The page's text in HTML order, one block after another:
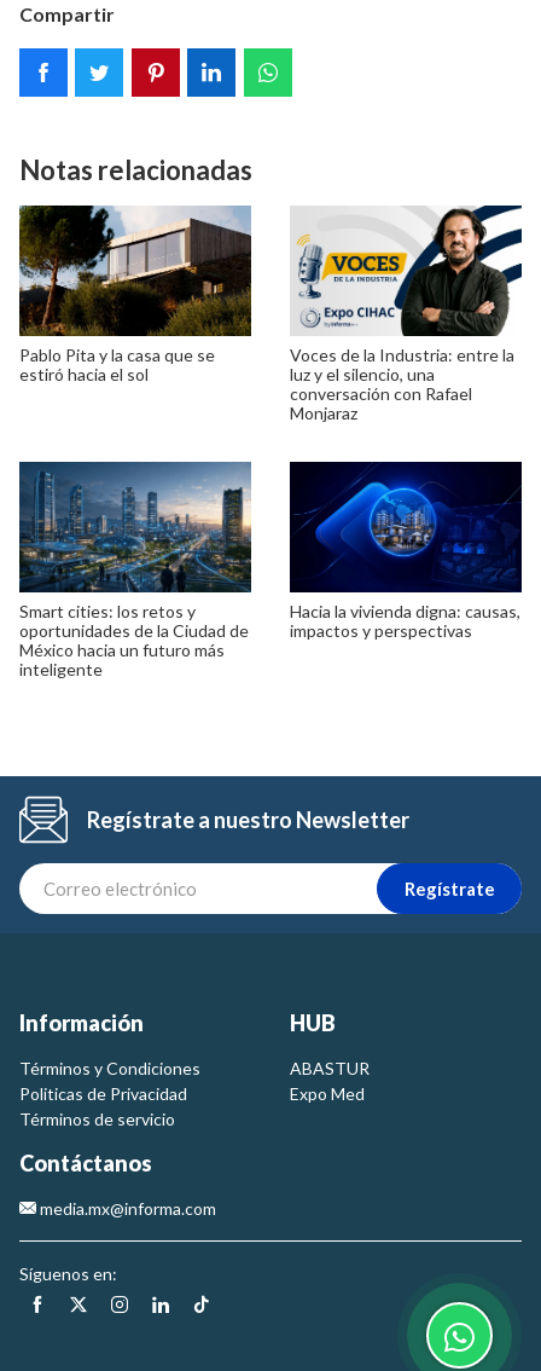
Compartir
Notas relacionadas
Pablo Pita y la casa que se
estiró hacia el sol
Voces de la Industria: entre la
luz y el silencio, una
conversación con Rafael
Monjaraz
Smart cities: los retos y
oportunidades de la Ciudad de
México hacia un futuro más
inteligente
Hacia la vivienda digna: causas,
impactos y perspectivas
Regístrate a nuestro Newsletter
Regístrate
Información
Términos y Condiciones
Politicas de Privacidad
Términos de servicio
HUB
ABASTUR
Expo Med
Contáctanos
media.mx@informa.com
Síguenos en: